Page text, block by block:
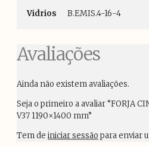
Vidrios B.EMIS.4-16-4
Avaliações
Ainda não existem avaliações.
Seja o primeiro a avaliar “FORJA
V37 1190×1400 mm”
Tem de iniciar sessãopara enviar